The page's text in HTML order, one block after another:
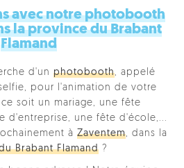
avec notre photobooth
la province du Brabant
Flamand
d'un photobooth, appelé
pour l'animation de votre
soit un mariage, une fête
d'entreprise, une fête d'école,...
à Zaventem, dans la
Brabant Flamand?